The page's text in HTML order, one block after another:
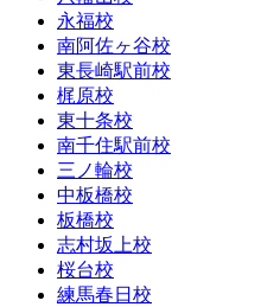
永福校
南阿佐ヶ谷校
東長崎駅前校
梶原校
東十条校
南千住駅前校
三ノ輪校
中板橋校
板橋校
志村坂上校
桜台校
練馬春日校